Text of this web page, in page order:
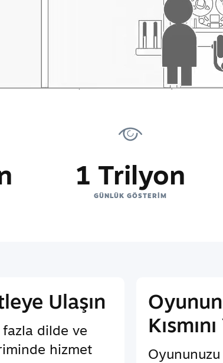
1 Trilyon
GÜNLÜK GÖSTERIM
Ulaşın
fazla dilde ve
hizmet